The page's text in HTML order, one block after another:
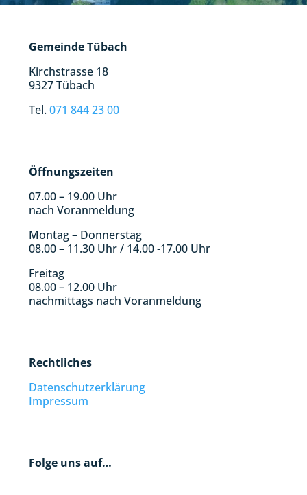
Gemeinde Tübach
Kirchstrasse 18
9327 Tübach
Tel.071 844 23 00
Öffnungszeiten
07.00 – 19.00 Uhr
nach Voranmeldung
Montag – Donnerstag
08.00 – 11.30 Uhr / 14.00 -17.00 Uhr
Freitag
08.00 – 12.00 Uhr
nachmittags nach Voranmeldung
Rechtliches
Datenschutzerklärung
Impressum
Folge uns auf…